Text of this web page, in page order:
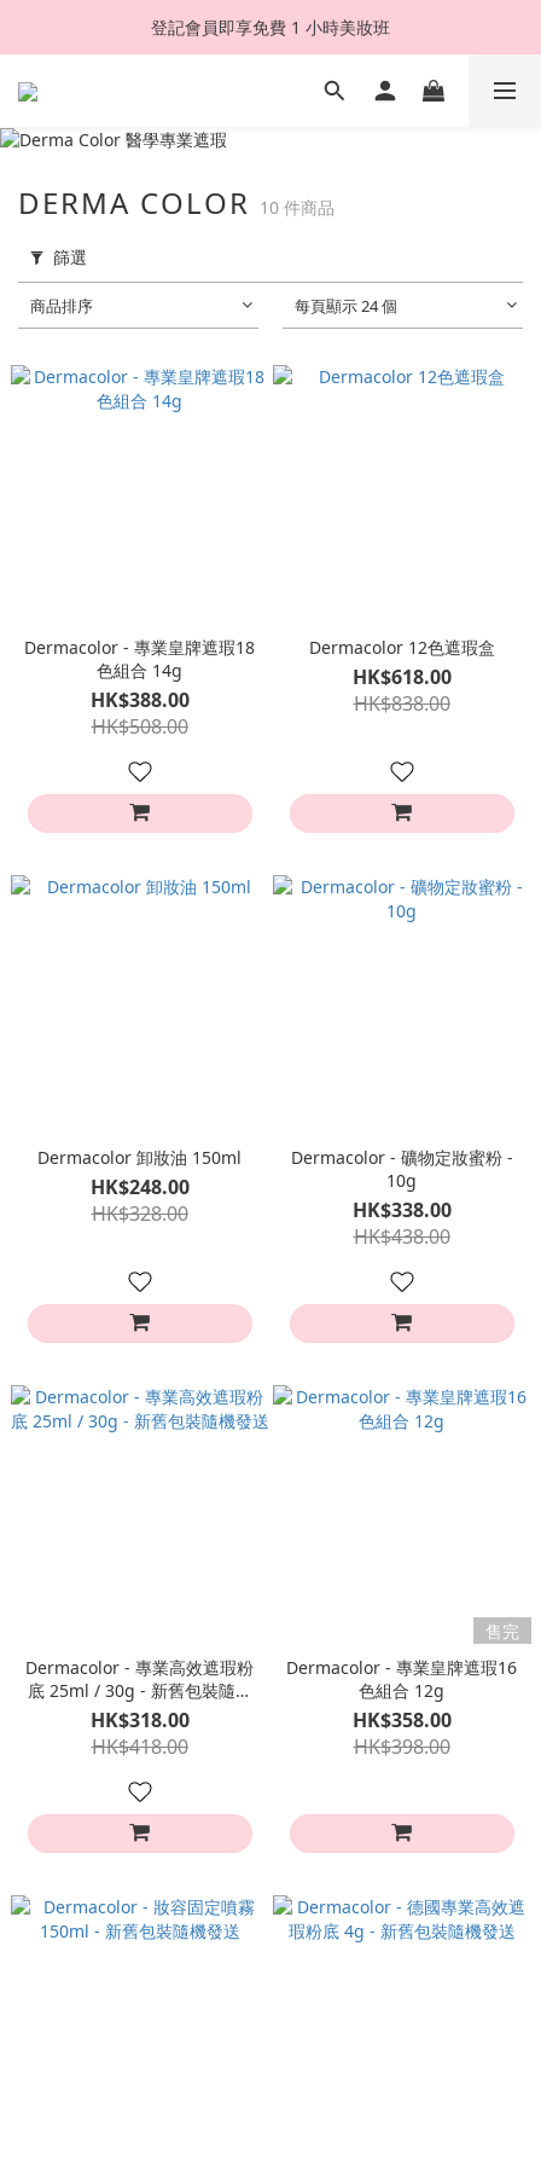
登記會員即享免費 1 小時美妝班
DERMA COLOR 10 件商品
篩選
商品排序 每頁顯示 24 個
Dermacolor - 專業皇牌遮瑕18
色組合 14g
HK$388.00
HK$508.00
Dermacolor 12色遮瑕盒
HK$618.00
HK$838.00
Dermacolor 卸妝油 150ml
HK$248.00
HK$328.00
Dermacolor - 礦物定妝蜜粉 -
10g
HK$338.00
HK$438.00
Dermacolor - 專業高效遮瑕粉
底 25ml / 30g - 新舊包裝隨機
發送
HK$318.00
HK$418.00
售完
Dermacolor - 專業皇牌遮瑕16
色組合 12g
HK$358.00
HK$398.00